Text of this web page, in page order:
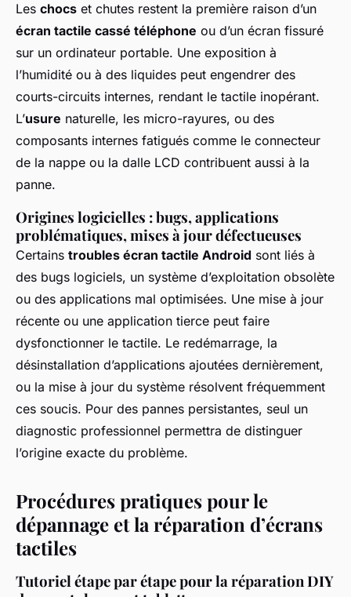
Les chocs et chutes restent la première raison d’un
écran tactile cassé téléphone ou d’un écran fissuré
sur un ordinateur portable. Une exposition à
l’humidité ou à des liquides peut engendrer des
courts-circuits internes, rendant le tactile inopérant.
L’usure naturelle, les micro-rayures, ou des
composants internes fatigués comme le connecteur
de la nappe ou la dalle LCD contribuent aussi à la
panne.
Origines logicielles : bugs, applications
problématiques, mises à jour défectueuses
Certains troubles écran tactile Android sont liés à
des bugs logiciels, un système d’exploitation obsolète
ou des applications mal optimisées. Une mise à jour
récente ou une application tierce peut faire
dysfonctionner le tactile. Le redémarrage, la
désinstallation d’applications ajoutées dernièrement,
ou la mise à jour du système résolvent fréquemment
ces soucis. Pour des pannes persistantes, seul un
diagnostic professionnel permettra de distinguer
l’origine exacte du problème.
Procédures pratiques pour le
dépannage et la réparation d’écrans
tactiles
Tutoriel étape par étape pour la réparation DIY